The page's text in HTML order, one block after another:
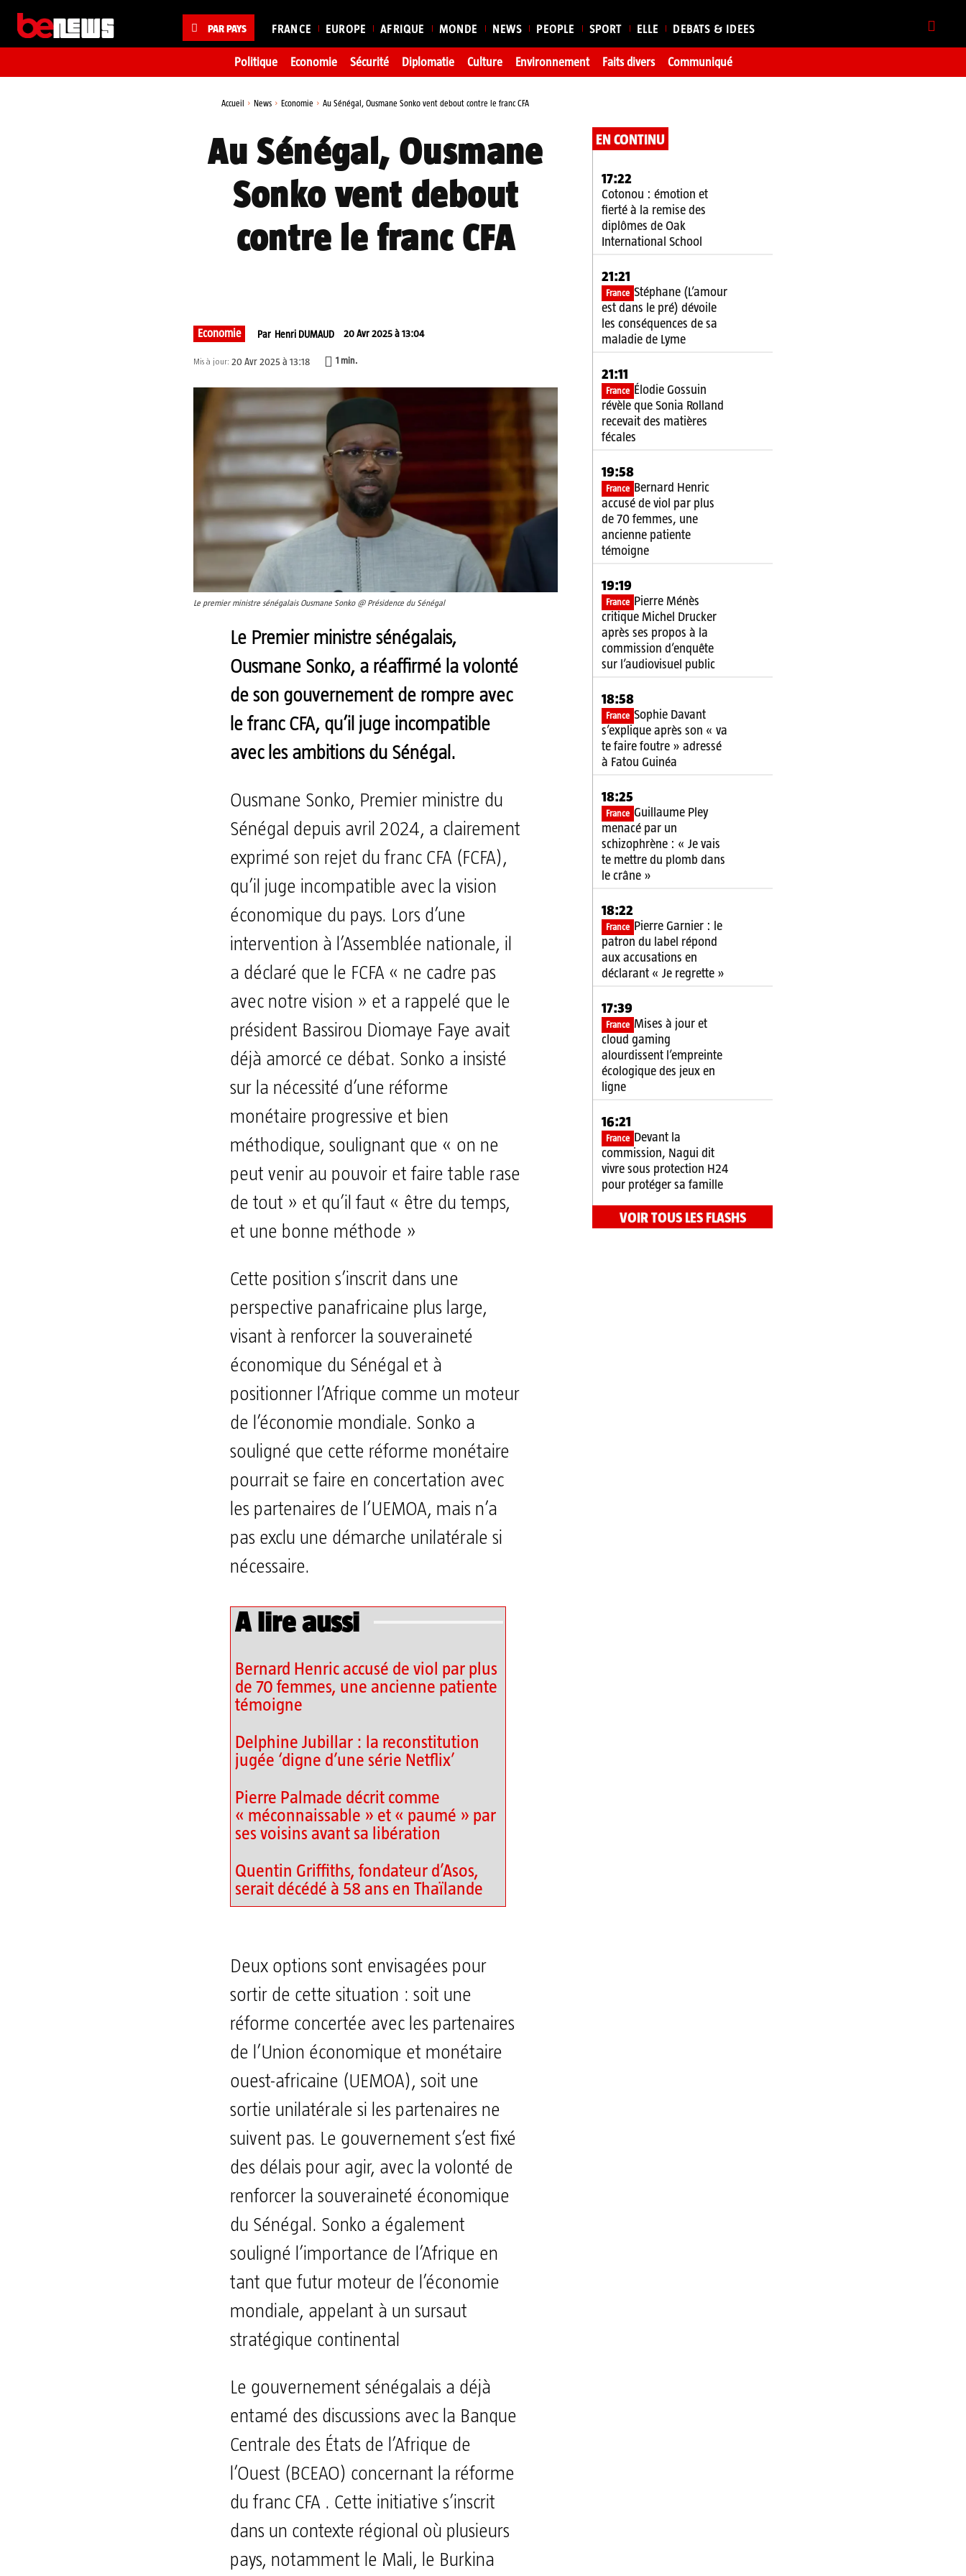
PAR PAYS FRANCE EUROPE AFRIQUE MONDE NEWS PEOPLE SPORT ELLE DEBATS & IDEES
Politique Economie Sécurité Diplomatie Culture Environnement Faits divers Communiqué
Accueil News Economie Au Sénégal, Ousmane Sonko vent debout contre le franc CFA
Au Sénégal, Ousmane
Sonko vent debout
contre le franc CFA
Economie Par Henri DUMAUD 20 Avr 2025 à 13:04
Mis à jour: 20 Avr 2025 à 13:18 1min.
Le premier ministre sénégalais Ousmane Sonko @ Présidence du Sénégal
Le Premier ministre sénégalais,
Ousmane Sonko, a réaffirmé la volonté
de son gouvernement de rompre avec
le franc CFA, qu’il juge incompatible
avec les ambitions du Sénégal.
Ousmane Sonko, Premier ministre du
Sénégal depuis avril 2024, a clairement
exprimé son rejet du franc CFA (FCFA),
qu’il juge incompatible avec la vision
économique du pays. Lors d’une
intervention à l’Assemblée nationale, il
a déclaré que le FCFA « ne cadre pas
avec notre vision » et a rappelé que le
président Bassirou Diomaye Faye avait
déjà amorcé ce débat. Sonko a insisté
sur la nécessité d’une réforme
monétaire progressive et bien
méthodique, soulignant que « on ne
peut venir au pouvoir et faire table rase
de tout » et qu’il faut « être du temps,
et une bonne méthode »
Cette position s’inscrit dans une
perspective panafricaine plus large,
visant à renforcer la souveraineté
économique du Sénégal et à
positionner l’Afrique comme un moteur
de l’économie mondiale. Sonko a
souligné que cette réforme monétaire
pourrait se faire en concertation avec
les partenaires de l’UEMOA, mais n’a
pas exclu une démarche unilatérale si
nécessaire.​
A lire aussi
Bernard Henric accusé de viol par plus
de 70 femmes, une ancienne patiente
témoigne
Delphine Jubillar : la reconstitution
jugée ‘digne d’une série Netflix’
Pierre Palmade décrit comme
« méconnaissable » et « paumé » par
ses voisins avant sa libération
Quentin Griffiths, fondateur d’Asos,
serait décédé à 58 ans en Thaïlande
Deux options sont envisagées pour
sortir de cette situation : soit une
réforme concertée avec les partenaires
de l’Union économique et monétaire
ouest-africaine (UEMOA), soit une
sortie unilatérale si les partenaires ne
suivent pas. Le gouvernement s’est fixé
des délais pour agir, avec la volonté de
renforcer la souveraineté économique
du Sénégal. Sonko a également
souligné l’importance de l’Afrique en
tant que futur moteur de l’économie
mondiale, appelant à un sursaut
stratégique continental
Le gouvernement sénégalais a déjà
entamé des discussions avec la Banque
Centrale des États de l’Afrique de
l’Ouest (BCEAO) concernant la réforme
du franc CFA . Cette initiative s’inscrit
dans un contexte régional où plusieurs
pays, notamment le Mali, le Burkina
EN CONTINU
17:22
Cotonou : émotion et
fierté à la remise des
diplômes de Oak
International School
21:21
France Stéphane (L’amour
est dans le pré) dévoile
les conséquences de sa
maladie de Lyme
21:11
France Élodie Gossuin
révèle que Sonia Rolland
recevait des matières
fécales
19:58
France Bernard Henric
accusé de viol par plus
de 70 femmes, une
ancienne patiente
témoigne
19:19
France Pierre Ménès
critique Michel Drucker
après ses propos à la
commission d’enquête
sur l’audiovisuel public
18:58
France Sophie Davant
s’explique après son « va
te faire foutre » adressé
à Fatou Guinéa
18:25
France Guillaume Pley
menacé par un
schizophrène : « Je vais
te mettre du plomb dans
le crâne »
18:22
France Pierre Garnier : le
patron du label répond
aux accusations en
déclarant « Je regrette »
17:39
France Mises à jour et
cloud gaming
alourdissent l’empreinte
écologique des jeux en
ligne
16:21
France Devant la
commission, Nagui dit
vivre sous protection H24
pour protéger sa famille
VOIR TOUS LES FLASHS